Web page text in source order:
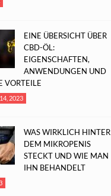
EINE ÜBERSICHT ÜBER
CBD-ÖL:
EIGENSCHAFTEN,
ANWENDUNGEN UND
VORTEILE
2023
WAS WIRKLICH HINTER
DEM MIKROPENIS
STECKT UND WIE MAN
IHN BEHANDELT